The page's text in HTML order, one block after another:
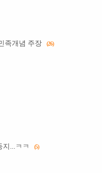
족개념 주장 (26)
...ㅋㅋ (5)